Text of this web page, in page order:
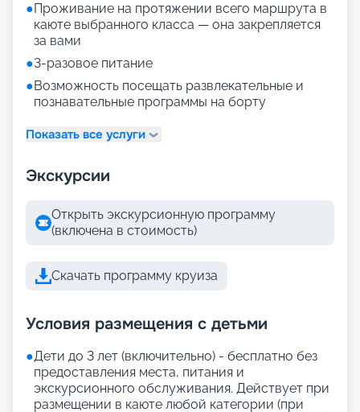
●Проживание на протяжении всего маршрута в
каюте выбранного класса — она закрепляется
за вами
●3-разовое питание
●Возможность посещать развлекательные и
познавательные программы на борту
Показать все услуги
Экскурсии
Открыть экскурсионную программу
(включена в стоимость)
Скачать программу круиза
Условия размещения с детьми
●Дети до 3 лет (включительно) - бесплатно без
предоставления места, питания и
экскурсионного обслуживания. Действует при
размещении в каюте любой категории (при